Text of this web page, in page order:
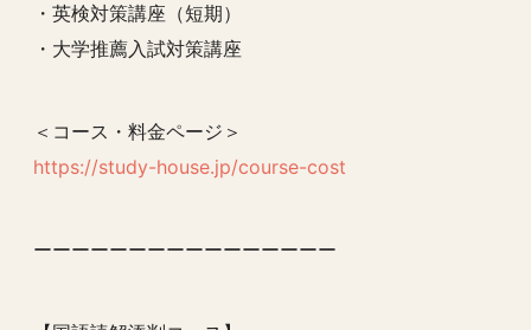
・英検対策講座（短期）
・大学推薦入試対策講座
＜コース・料金ページ＞
https://study-house.jp/course-cost
ーーーーーーーーーーーーーーーー